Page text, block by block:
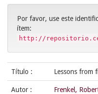
Por favor, use este
ítem:
http://
Título : Lessons from
Autor : Frenkel,